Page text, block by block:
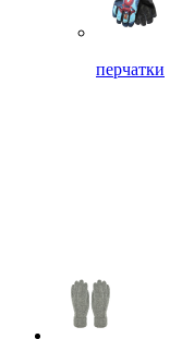
перчатки